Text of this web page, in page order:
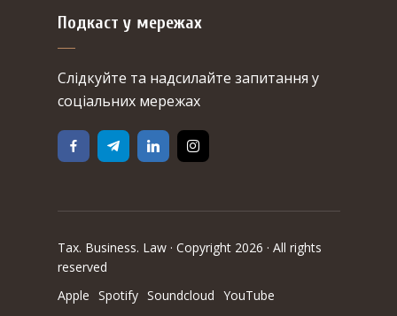
Подкаст у мережах
Cлідкуйте та надсилайте запитання у
соціальних мережах
Tax. Business. Law · Copyright 2026 · All rights
reserved
Apple Spotify Soundcloud YouTube